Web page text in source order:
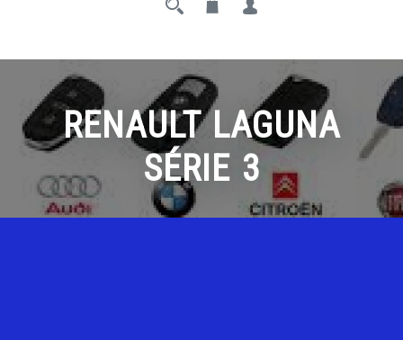
RENAULT LAGUNA
SÉRIE 3